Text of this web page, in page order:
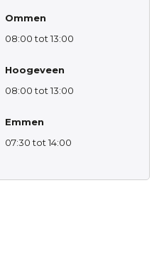
Ommen
08:00 tot 13:00
Hoogeveen
08:00 tot 13:00
Emmen
07:30 tot 14:00